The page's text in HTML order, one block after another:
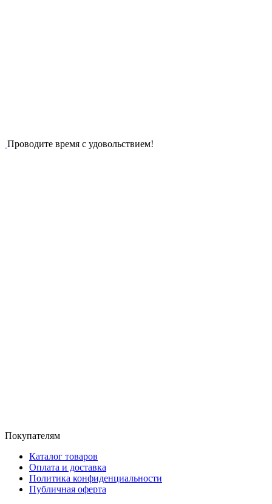
Проводите время с удовольствием!
Покупателям
Каталог товаров
Оплата и доставка
Политика конфиденциальности
Публичная оферта